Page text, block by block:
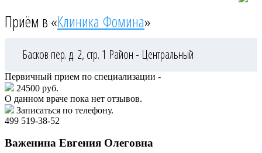
Приём в «Клиника Фомина»
Басков пер. д. 2, стр. 1 Район - Центральный
Первичный прием по специализации -
24500 руб.
О данном враче пока нет отзывов.
Записаться по телефону.
499 519-38-52
Важенина Евгения Олеговна